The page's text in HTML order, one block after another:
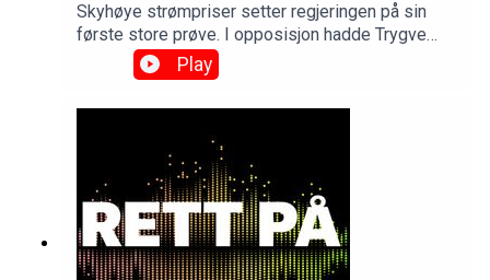
Skyhøye strømpriser setter regjeringen på sin
første store prøve. I opposisjon hadde Trygve
Slagsvold Vedum alltid svar. Som nyslått
finansminister medgir han at det ikke er noen
mirakelkur. IS-kvinnene skaper også hodebry.
og fagekspertisen? Og endelig kan vi juble over
det nye Munch-museet.See
omnystudio.com/listener for privacy information.
Play